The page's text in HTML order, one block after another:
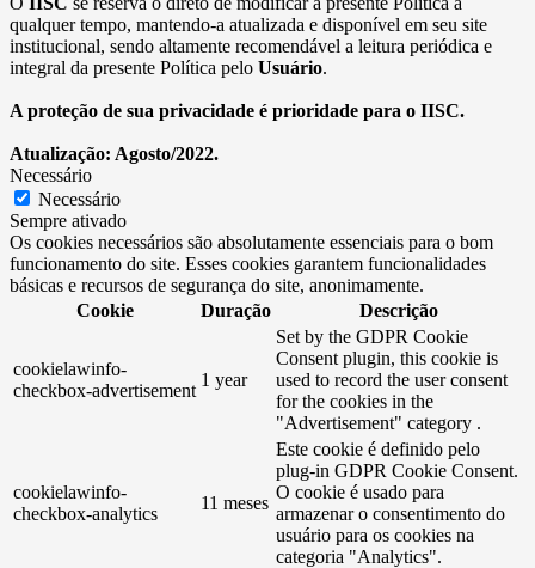
qualquer tempo, mantendo-a atualizada e disponível em seu site
institucional, sendo altamente recomendável a leitura periódica e
integral da presente Política pelo Usuário.
A proteção de sua privacidade é prioridade para o IISC.
Atualização: Agosto/2022.
Necessário
Necessário
Sempre ativado
Os cookies necessários são absolutamente essenciais para o bom
funcionamento do site. Esses cookies garantem funcionalidades
básicas e recursos de segurança do site, anonimamente.
Cookie
Duração Descrição
cookielawinfo-
checkbox-advertisement
1 year
Set by the GDPR Cookie
Consent plugin, this cookie is
used to record the user consent
for the cookies in the
"Advertisement" category .
cookielawinfo-
checkbox-analytics
11 meses
Este cookie é definido pelo
plug-in GDPR Cookie Consent.
O cookie é usado para
armazenar o consentimento do
usuário para os cookies na
categoria "Analytics".